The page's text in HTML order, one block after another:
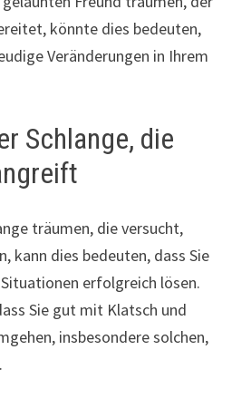
könnte dies bedeuten,
Veränderungen in Ihrem
Schlange, die
träumen, die versucht,
kann dies bedeuten, dass Sie
erfolgreich lösen.
Sie gut mit Klatsch und
insbesondere solchen,